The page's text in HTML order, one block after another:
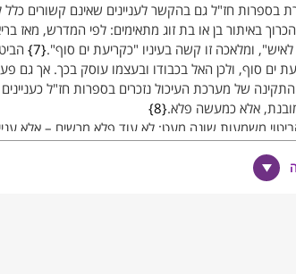
בספרות חז"ל גם בהקשר לעניינים שאינם קשורים כלל
באיתור בן או בת זוג מתאימים: לפי המדרש, מאז
ומלאכה זו קשה בעיניו "כקריעת ים סוף". 7
ים סוף, ולכן האל בכבודו ובעצמו עוסק בכך. אך גם
של מערכת העיכול נזכרים בספרות חז"ל
אלא כמעשה פלא. 8
הביטוי משמעות שונה מעט: לא עוד פלא מרשים – אלא